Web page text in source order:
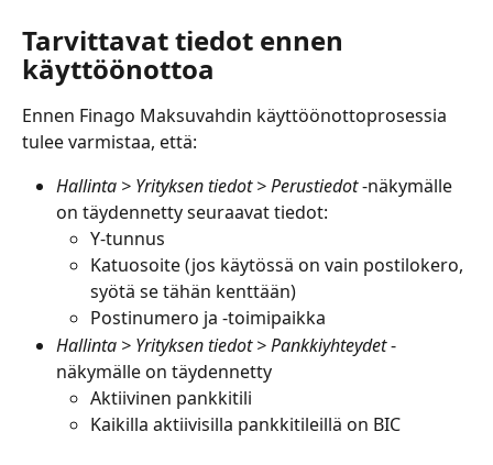
Tarvittavat tiedot ennen
käyttöönottoa
Ennen Finago Maksuvahdin käyttöönottoprosessia
tulee varmistaa, että:
Hallinta > Yrityksen tiedot > Perustiedot -näkymälle
on täydennetty seuraavat tiedot:
Y-tunnus
Katuosoite (jos käytössä on vain postilokero,
syötä se tähän kenttään)
Postinumero ja -toimipaikka
Hallinta > Yrityksen tiedot > Pankkiyhteydet -
näkymälle on täydennetty
Aktiivinen pankkitili
Kaikilla aktiivisilla pankkitileillä on BIC